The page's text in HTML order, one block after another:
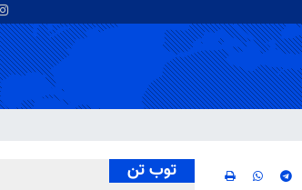
توب تن